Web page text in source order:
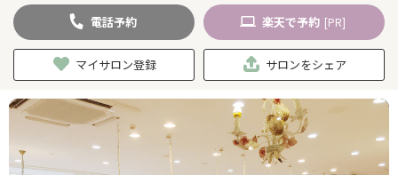
キーワード検索
ジャンルを選択
キーワードで検索
電話予約 楽天で予約 [PR]
マイサロン登録 サロンをシェア